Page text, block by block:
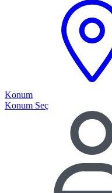
Konum
Konum Seç